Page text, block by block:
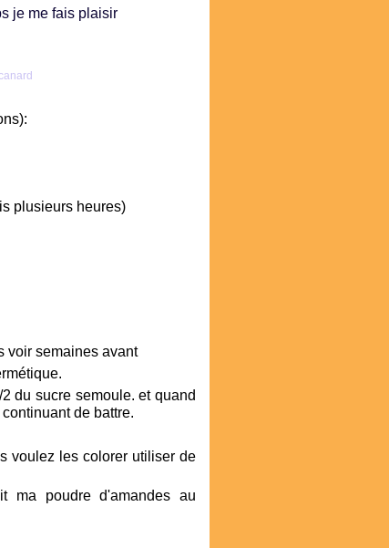
je me fais plaisir
plusieurs heures)
voir semaines avant
du sucre semoule. et quand
de battre.
voulez les colorer utiliser de
ma poudre d'amandes au